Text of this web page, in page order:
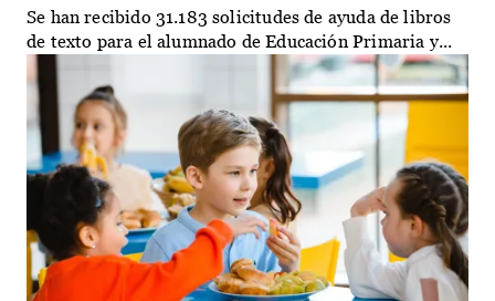
Se han recibido 31.183 solicitudes de ayuda de libros
de texto para el alumnado de Educación Primaria y...